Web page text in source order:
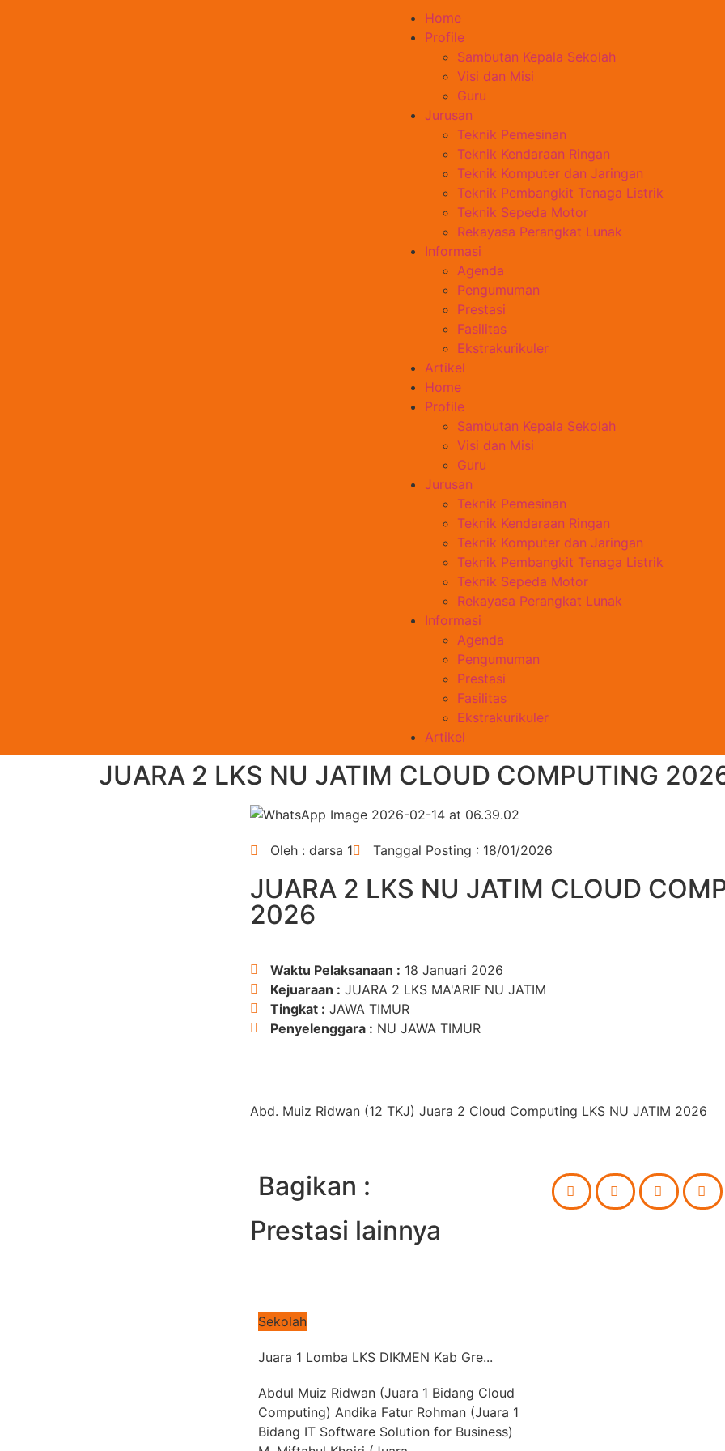
Home
Profile
Sambutan Kepala Sekolah
Visi dan Misi
Guru
Jurusan
Teknik Pemesinan
Teknik Kendaraan Ringan
Teknik Komputer dan Jaringan
Teknik Pembangkit Tenaga Listrik
Teknik Sepeda Motor
Rekayasa Perangkat Lunak
Informasi
Agenda
Pengumuman
Prestasi
Fasilitas
Ekstrakurikuler
Artikel
Home
Profile
Sambutan Kepala Sekolah
Visi dan Misi
Guru
Jurusan
Teknik Pemesinan
Teknik Kendaraan Ringan
Teknik Komputer dan Jaringan
Teknik Pembangkit Tenaga Listrik
Teknik Sepeda Motor
Rekayasa Perangkat Lunak
Informasi
Agenda
Pengumuman
Prestasi
Fasilitas
Ekstrakurikuler
Artikel
JUARA 2 LKS NU JATIM CLOUD COMPUTING
Oleh : darsa 1 Tanggal Posting : 18/01/2026
JUARA 2 LKS NU JATIM CLOUD
2026
Waktu Pelaksanaan : 18 Januari 2026
Kejuaraan : JUARA 2 LKS MA'ARIF NU JATIM
Tingkat : JAWA TIMUR
Penyelenggara : NU JAWA TIMUR
Abd. Muiz Ridwan (12 TKJ) Juara 2 Cloud Computing LKS NU JATIM 2026
Bagikan :
Prestasi lainnya
Sekolah
Juara 1 Lomba LKS DIKMEN Kab Gre...
Abdul Muiz Ridwan (Juara 1 Bidang Cloud
Computing) Andika Fatur Rohman (Juara 1
Bidang IT Software Solution for Business)